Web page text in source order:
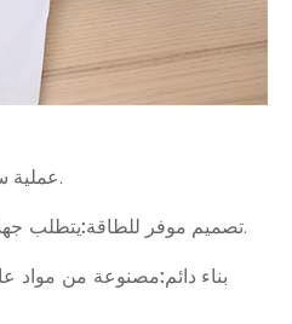
عمليةلا ازدحام ، لا الإحباط.
تصميم موفر للطاقة:يتطلب جهدًا أقل لتضمين أكوام كبيرة.
بناء دائم:مصنوعة من مواد